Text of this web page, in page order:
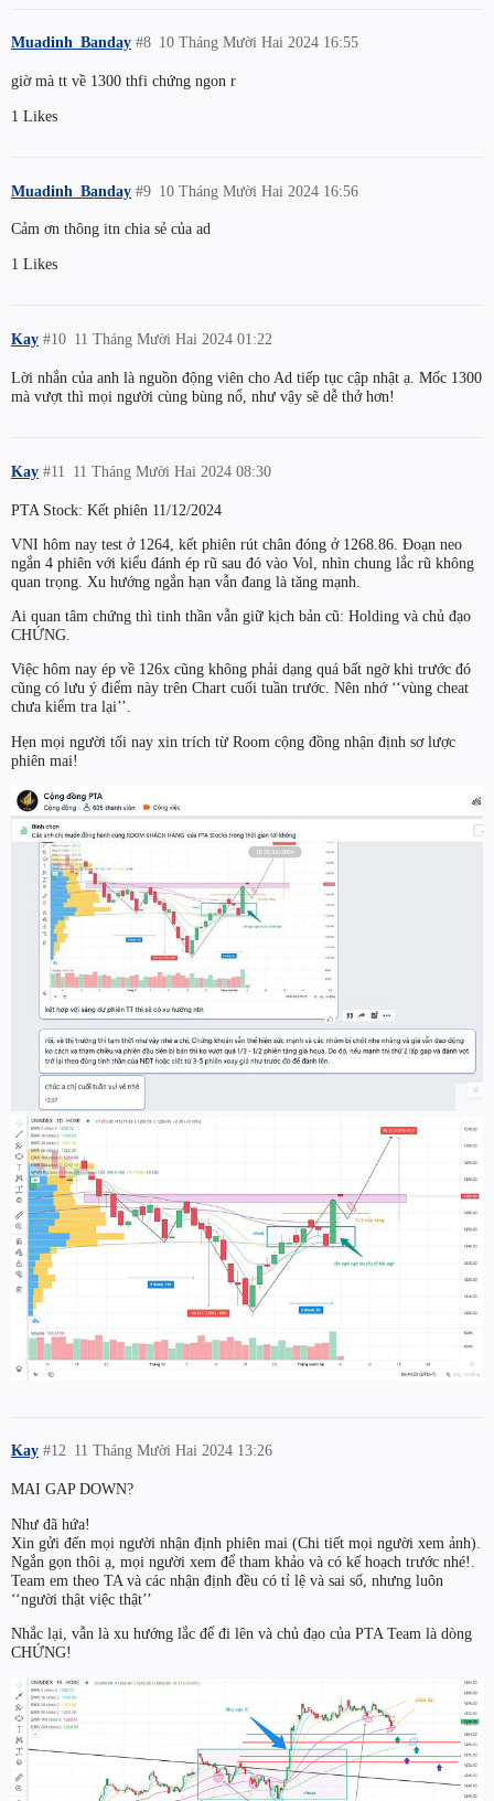
Muadinh_Banday 10 Tháng Mười Hai 2024 16:55
#8
giờ mà tt về 1300 thfi chứng ngon r
1 Likes
Muadinh_Banday 10 Tháng Mười Hai 2024 16:56
#9
Cảm ơn thông itn chia sẻ của ad
1 Likes
Kay 11 Tháng Mười Hai 2024 01:22
#10
Lời nhắn của anh là nguồn động viên cho Ad tiếp tục cập nhật ạ. Mốc 1300
mà vượt thì mọi người cùng bùng nổ, như vậy sẽ dễ thở hơn!
Kay 11 Tháng Mười Hai 2024 08:30
#11
PTA Stock: Kết phiên 11/12/2024
VNI hôm nay test ở 1264, kết phiên rút chân đóng ở 1268.86. Đoạn neo
ngắn 4 phiên với kiểu đánh ép rũ sau đó vào Vol, nhìn chung lắc rũ không
quan trọng. Xu hướng ngắn hạn vẫn đang là tăng mạnh.
Ai quan tâm chứng thì tinh thần vẫn giữ kịch bản cũ: Holding và chủ đạo
CHỨNG.
Việc hôm nay ép về 126x cũng không phải dạng quá bất ngờ khi trước đó
cũng có lưu ý điểm này trên Chart cuối tuần trước. Nên nhớ ‘‘vùng cheat
chưa kiểm tra lại’’.
Hẹn mọi người tối nay xin trích từ Room cộng đồng nhận định sơ lược
phiên mai!
Kay 11 Tháng Mười Hai 2024 13:26
#12
MAI GAP DOWN?
Như đã hứa!
Xin gửi đến mọi người nhận định phiên mai (Chi tiết mọi người xem ảnh).
Ngắn gọn thôi ạ, mọi người xem để tham khảo và có kế hoạch trước nhé!.
Team em theo TA và các nhận định đều có tỉ lệ và sai số, nhưng luôn
‘‘người thật việc thật’’
Nhắc lại, vẫn là xu hướng lắc để đi lên và chủ đạo của PTA Team là dòng
CHỨNG!